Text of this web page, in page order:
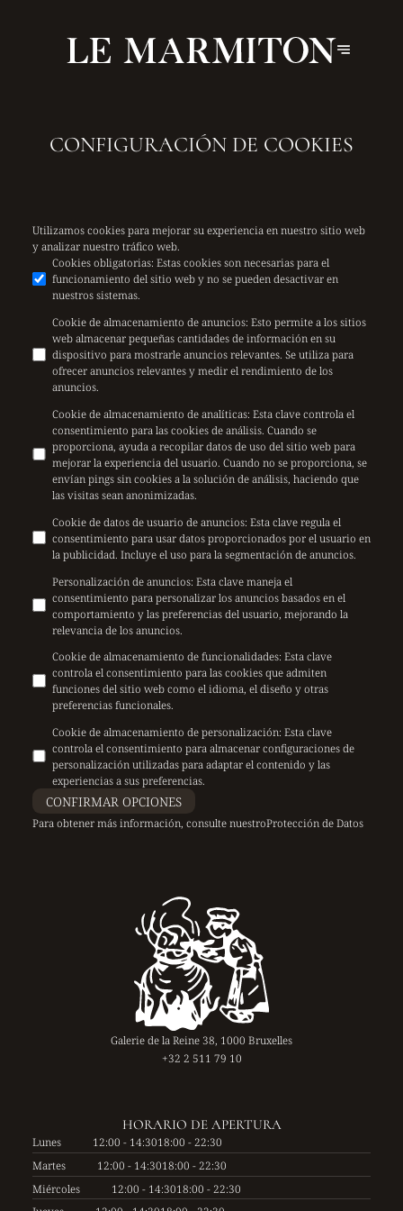
CONFIGURACIÓN DE COOKIES
Utilizamos cookies para mejorar su experiencia en nuestro sitio web
y analizar nuestro tráfico web.
Cookies obligatorias: Estas cookies son necesarias para el
funcionamiento del sitio web y no se pueden desactivar en
nuestros sistemas.
Cookie de almacenamiento de anuncios: Esto permite a los sitios
web almacenar pequeñas cantidades de información en su
dispositivo para mostrarle anuncios relevantes. Se utiliza para
ofrecer anuncios relevantes y medir el rendimiento de los
anuncios.
Cookie de almacenamiento de analíticas: Esta clave controla el
consentimiento para las cookies de análisis. Cuando se
proporciona, ayuda a recopilar datos de uso del sitio web para
mejorar la experiencia del usuario. Cuando no se proporciona, se
envían pings sin cookies a la solución de análisis, haciendo que
las visitas sean anonimizadas.
Cookie de datos de usuario de anuncios: Esta clave regula el
consentimiento para usar datos proporcionados por el usuario en
la publicidad. Incluye el uso para la segmentación de anuncios.
Personalización de anuncios: Esta clave maneja el
consentimiento para personalizar los anuncios basados en el
comportamiento y las preferencias del usuario, mejorando la
relevancia de los anuncios.
Cookie de almacenamiento de funcionalidades: Esta clave
controla el consentimiento para las cookies que admiten
funciones del sitio web como el idioma, el diseño y otras
preferencias funcionales.
Cookie de almacenamiento de personalización: Esta clave
controla el consentimiento para almacenar configuraciones de
personalización utilizadas para adaptar el contenido y las
experiencias a sus preferencias.
CONFIRMAR OPCIONES
Para obtener más información, consulte nuestroProtección de Datos
Galerie de la Reine 38, 1000 Bruxelles
+32 2 511 79 10
HORARIO DE APERTURA
Lunes 12:00 - 14:3018:00 - 22:30
Martes
12:00 - 14:3018:00 - 22:30
Miércoles
12:00 - 14:3018:00 - 22:30